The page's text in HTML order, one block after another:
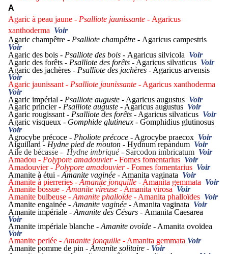
A
Agaric à peau jaune - Psalliote jaunissante - Agaricus
xanthoderma Voir
Agaric champêtre - Psalliote champêtre - Agaricus campestris
Voir
Agaric des bois - Psalliote des bois - Agaricus silvicola Voir
Agaric des forêts - Psalliote des forêts - Agaricus silvaticus Voir
Agaric des jachères - Psalliote des jachères - Agaricus arvensis
Voir
Agaric jaunissant - Psalliote jaunissante - Agaricus xanthoderma
Voir
Agaric impérial - Psalliote auguste - Agaricus augustus Voir
Agaric princier - Psalliote auguste - Agaricus augustus Voir
Agaric rougissant - Psalliote des forêts - Agaricus silvaticus Voir
Agaric visqueux - Gomphide glutineux - Gomphidius glutinosus
Voir
Agrocybe précoce - Pholiote précoce - Agrocybe praecox Voir
Aiguillard - Hydne pied de mouton - Hydnum repandum Voir
Aile de bécasse - Hydne imbriqué- Sarcodon imbricatum Voir
Amadou - Polypore amadouvier- Fomes fomentarius Voir
Amadouvier - Polypore amadouvier- Fomes fomentarius Voir
Amanite à étui - Amanite vaginée - Amanita vaginata Voir
Amanite à pierreries - Amanite jonquille - Amanita gemmata Voir
Amanite bossue - Amanite vireuse - Amanita virosaVoir
Amanite bulbeuse - Amanite phalloïde - Amanita phalloïdes Voir
Amanite engainée - Amanite vaginée - Amanita vaginata Voir
Amanite impériale - Amanite des Césars - Amanita Caesarea
Voir
Amanite impériale blanche - Amanite ovoïde - Amanita ovoïdea
Voir
Amanite perlée - Amanite jonquille - Amanita gemmata Voir
Amanite pomme de pin - Amanite solitaire - Voir